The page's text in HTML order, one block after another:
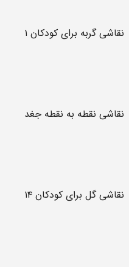
نقاشی گربه برای کودکان ۱
نقاشی نقطه به نقطه جغد
نقاشی گل برای کودکان ۱۴